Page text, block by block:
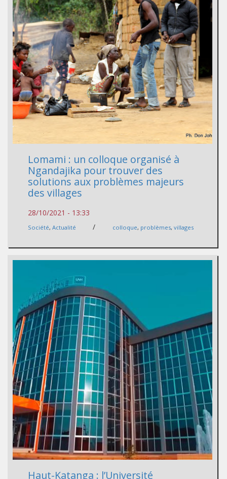
Lomami : un colloque organisé à
Ngandajika pour trouver des
solutions aux problèmes majeurs
des villages
28/10/2021 - 13:33
Société, Actualité / colloque, problèmes, villages
Haut-Katanga : l’Université